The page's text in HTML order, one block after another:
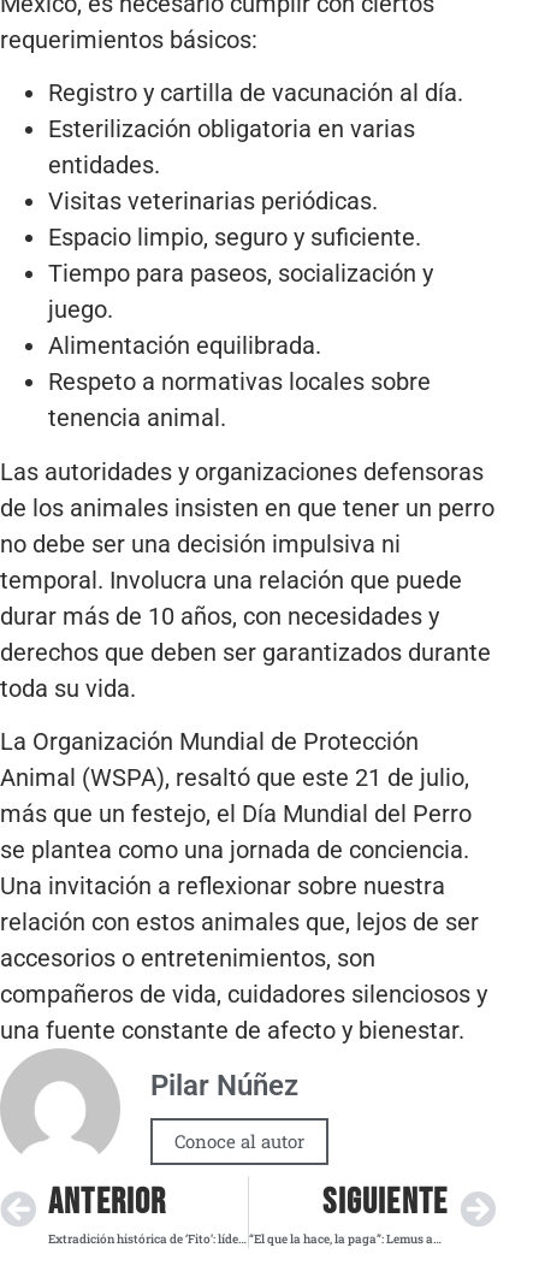
requerimientos básicos:
Registro y cartilla de vacunación al día.
Esterilización obligatoria en varias
entidades.
Visitas veterinarias periódicas.
Espacio limpio, seguro y suficiente.
Tiempo para paseos, socialización y
juego.
Alimentación equilibrada.
Respeto a normativas locales sobre
tenencia animal.
Las autoridades y organizaciones defensoras
de los animales insisten en que tener un perro
no debe ser una decisión impulsiva ni
temporal. Involucra una relación que puede
durar más de 10 años, con necesidades y
derechos que deben ser garantizados durante
toda su vida.
La Organización Mundial de Protección
Animal (WSPA), resaltó que este 21 de julio,
más que un festejo, el Día Mundial del Perro
se plantea como una jornada de conciencia.
Una invitación a reflexionar sobre nuestra
relación con estos animales que, lejos de ser
accesorios o entretenimientos, son
compañeros de vida, cuidadores silenciosos y
una fuente constante de afecto y bienestar.
Pilar Núñez
Conoce al autor
ANTERIOR
Extradición histórica de ‘Fito’: líder de Los Choneros enfrenta siete cargos en EE.UU.
SIGUIENTE
“El que la hace, la paga”: Lemus anuncia la captura de Kevin ‘N’, presunto feminicida en Guadalajara